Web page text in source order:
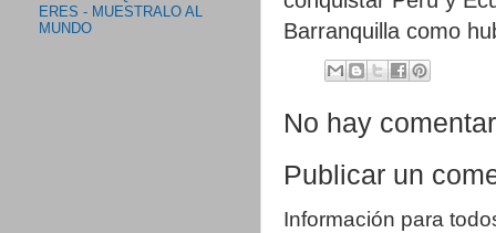
Barranquilla como
No hay
Publicar un
Información para
ERES - MUESTRALO AL
MUNDO